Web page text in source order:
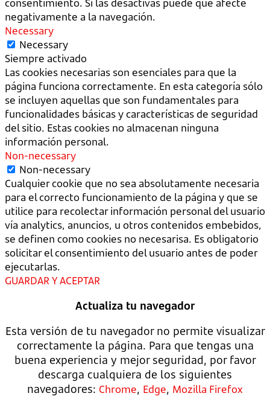
consentimiento. Si las desactivas puede que afecte
negativamente a la navegación.
Necessary
Necessary
Siempre activado
Las cookies necesarias son esenciales para que la
página funciona correctamente. En esta categoría sólo
se incluyen aquellas que son fundamentales para
funcionalidades básicas y características de seguridad
del sitio. Estas cookies no almacenan ninguna
información personal.
Non-necessary
Non-necessary
Cualquier cookie que no sea absolutamente necesaria
para el correcto funcionamiento de la página y que se
utilice para recolectar información personal del usuario
vía analytics, anuncios, u otros contenidos embebidos,
se definen como cookies no necesarisa. Es obligatorio
solicitar el consentimiento del usuario antes de poder
ejecutarlas.
GUARDAR Y ACEPTAR
Actualiza tu navegador
Esta versión de tu navegador no permite visualizar
correctamente la página. Para que tengas una
buena experiencia y mejor seguridad, por favor
descarga cualquiera de los siguientes
navegadores: Chrome, Edge, Mozilla Firefox